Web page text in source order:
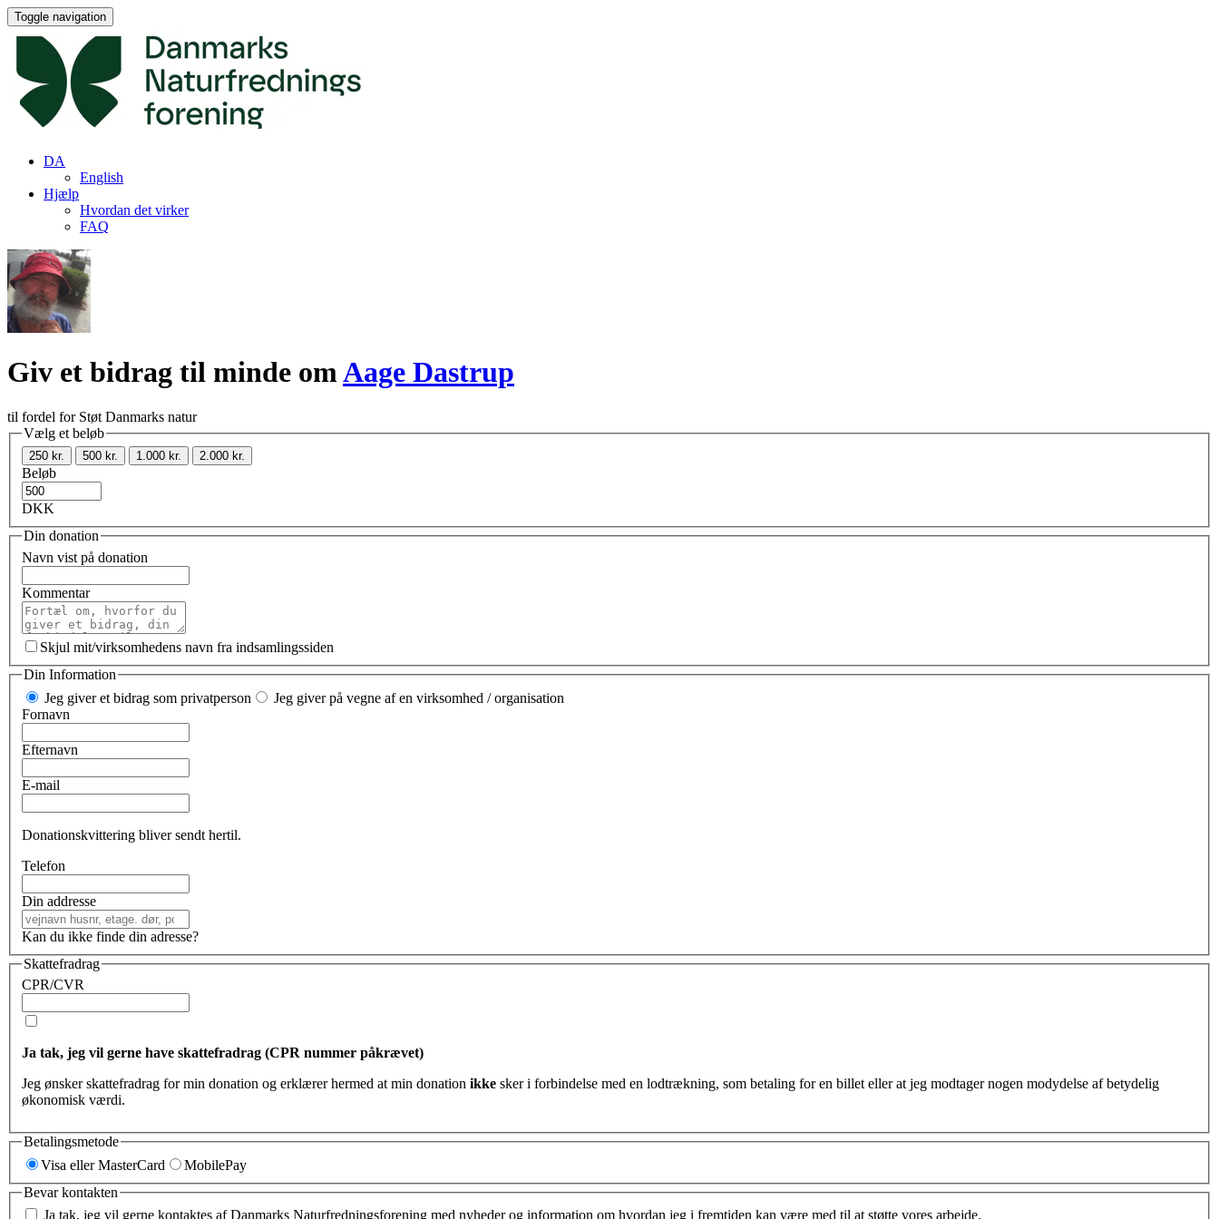
Toggle navigation
DA
English
Hjælp
Hvordan det virker
FAQ
Giv et bidrag til minde omAage Dastrup
til fordel for Støt Danmarks natur
Vælg et beløb
250 kr. 500 kr. 1.000 kr. 2.000 kr.
Beløb
DKK
Din donation
Navn vist på donation
Kommentar
Skjul mit/virksomhedens navn fra indsamlingssiden
Din Information
Jeg giver et bidrag som privatperson
Jeg giver på vegne af en virksomhed / organisation
Fornavn
Efternavn
E-mail
Donationskvittering bliver sendt hertil.
Telefon
Din addresse
Kan du ikke finde din adresse?
Skattefradrag
CPR/CVR
Ja tak, jeg vil gerne have skattefradrag (CPR nummer påkrævet)
Jeg ønsker skattefradrag for min donation og erklærer hermed at min donation ikke sker i forbindelse med en lodtrækning, som betaling for en billet eller at jeg modtager nogen modydelse af betydelig
økonomisk værdi.
Betalingsmetode
Visa eller MasterCard
MobilePay
Bevar kontakten
Ja tak, jeg vil gerne kontaktes af Danmarks Naturfredningsforening med nyheder og information om hvordan jeg i fremtiden kan være med til at støtte vores arbejde.